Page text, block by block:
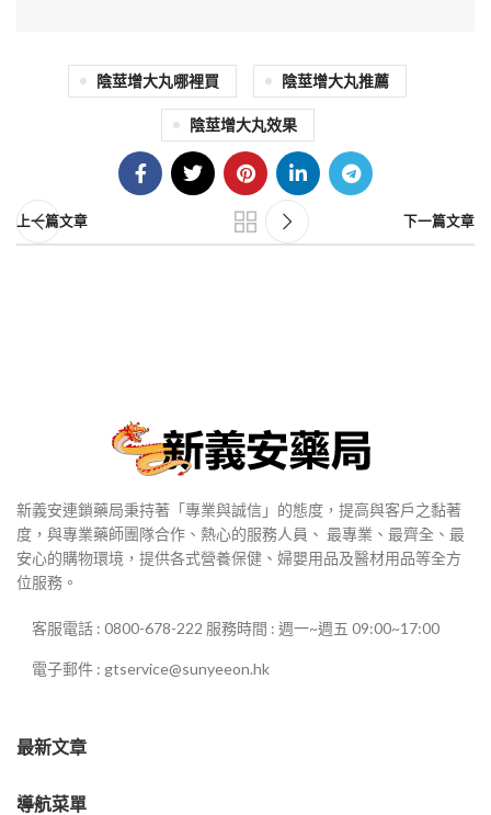
陰莖增大丸哪裡買 陰莖增大丸推薦
陰莖增大丸效果
上一篇文章 下一篇文章
新義安連鎖藥局秉持著「專業與誠信」的態度，提高與客戶之黏著
度，與專業藥師團隊合作、熱心的服務人員、 最專業、最齊全、最
安心的購物環境，提供各式營養保健、婦嬰用品及醫材用品等全方
位服務。
客服電話 : 0800-678-222 服務時間 : 週一~週五 09:00~17:00
電子郵件 : gtservice@sunyeeon.hk
最新文章
導航菜單